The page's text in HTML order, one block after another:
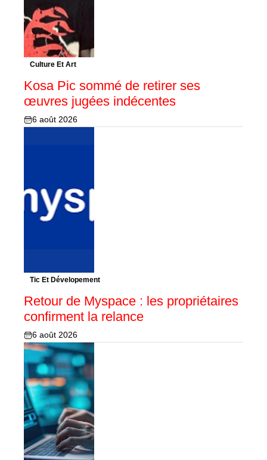
Culture Et Art
Kosa Pic sommé de retirer ses
œuvres jugées indécentes
6 août 2026
Tic Et Dévelopement
Retour de Myspace : les propriétaires
confirment la relance
6 août 2026